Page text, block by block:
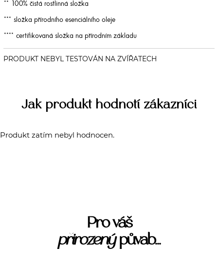
** 100% čistá rostlinná složka
*** složka přírodního esenciálního oleje
**** certifikovaná složka na přírodním základu
Jak produkt hodnotí zákazníci
Produkt zatím nebyl hodnocen.
Pro váš
přirozenýpůvab...